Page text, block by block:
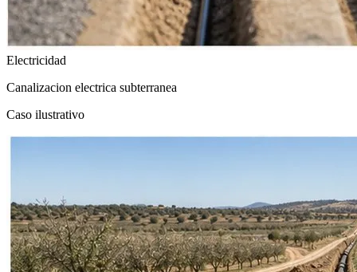
Electricidad
Canalizacion electrica subterranea
Caso ilustrativo